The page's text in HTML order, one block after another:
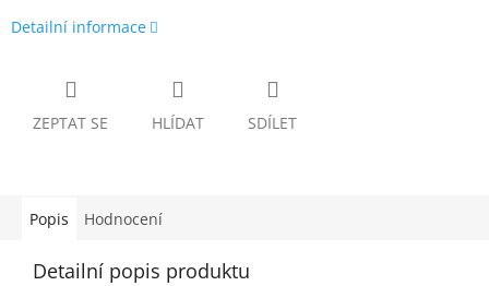
Detailní informace
ZEPTAT SE HLÍDAT SDÍLET
Popis Hodnocení
Detailní popis produktu